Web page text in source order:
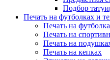
Подбор
Печать на футболках и
Печать на
Печать на
Печать на
Печать на кепках